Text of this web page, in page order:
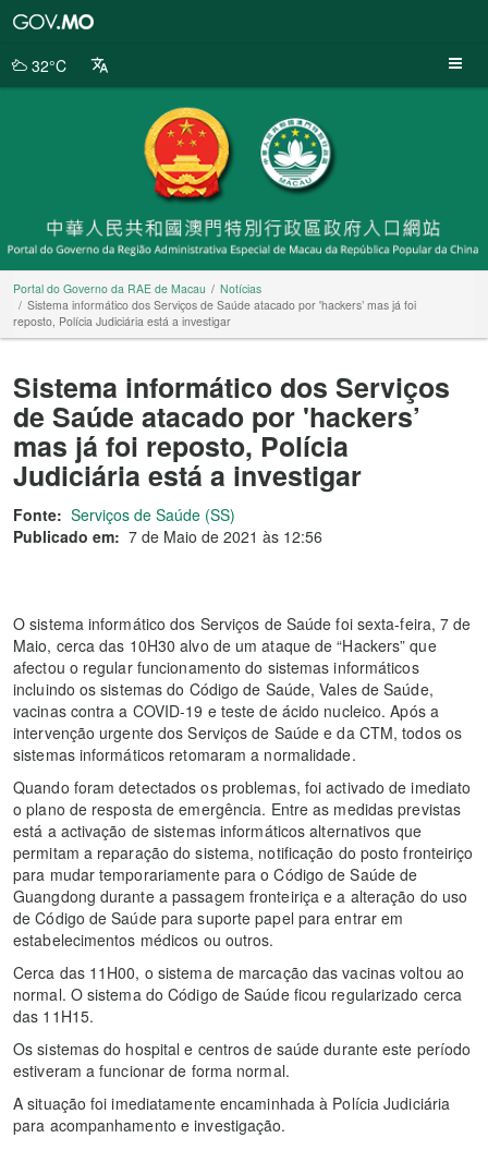
da
32°C
Portal do Governo da RAE de Macau
Notícias
Sistema informático dos Serviços de Saúde atacado por 'hackers’ mas já foi
reposto, Polícia Judiciária está a investigar
Sistema informático dos Serviços
de Saúde atacado por 'hackers’
mas já foi reposto, Polícia
Judiciária está a investigar
Fonte: Serviços de Saúde (SS)
Publicado em: 7 de Maio de 2021 às 12:56
O sistema informático dos Serviços de Saúde foi sexta-feira, 7 de
Maio, cerca das 10H30 alvo de um ataque de “Hackers” que
afectou o regular funcionamento do sistemas informáticos
incluindo os sistemas do Código de Saúde, Vales de Saúde,
vacinas contra a COVID-19 e teste de ácido nucleico. Após a
intervenção urgente dos Serviços de Saúde e da CTM, todos os
sistemas informáticos retomaram a normalidade.
Quando foram detectados os problemas, foi activado de imediato
o plano de resposta de emergência. Entre as medidas previstas
está a activação de sistemas informáticos alternativos que
permitam a reparação do sistema, notificação do posto fronteiriço
para mudar temporariamente para o Código de Saúde de
Guangdong durante a passagem fronteiriça e a alteração do uso
de Código de Saúde para suporte papel para entrar em
estabelecimentos médicos ou outros.
Cerca das 11H00, o sistema de marcação das vacinas voltou ao
normal. O sistema do Código de Saúde ficou regularizado cerca
das 11H15.
Os sistemas do hospital e centros de saúde durante este período
estiveram a funcionar de forma normal.
A situação foi imediatamente encaminhada à Polícia Judiciária
para acompanhamento e investigação.